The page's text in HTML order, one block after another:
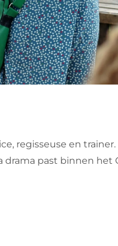
regisseuse en trainer.
past binnen het